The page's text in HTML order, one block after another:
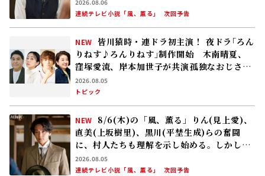
2026.08.06
連続テレビ小説「風、薫る」
次回予告
NEW 皆川猿時・連ドラ初主演！ 夜ドラ｢ろん
りねす♪ろんりねす｣制作開始 木南晴夏、
窪塚愛流、岸本加世子が共演――孤独なおじさん
が､人生でやり残したことに向き合う
2026.08.05
トピック
NEW
8/6(木)の「風、薫る」りん(見上愛)、
直美(上坂樹里)、黒川(平埜生成)らの奮闘
に、村人たちも理解を示し始める。しかし、
アサ(美山加恋)の容体はなかなか改善せ
ず……
2026.08.05
連続テレビ小説「風、薫る」
次回予告